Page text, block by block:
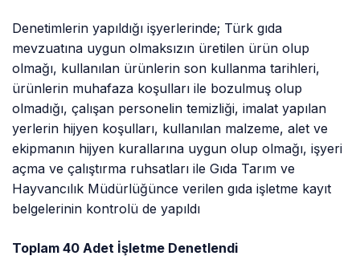
Denetimlerin yapıldığı işyerlerinde; Türk gıda
mevzuatına uygun olmaksızın üretilen ürün olup
olmağı, kullanılan ürünlerin son kullanma tarihleri,
ürünlerin muhafaza koşulları ile bozulmuş olup
olmadığı, çalışan personelin temizliği, imalat yapılan
yerlerin hijyen koşulları, kullanılan malzeme, alet ve
ekipmanın hijyen kurallarına uygun olup olmağı, işyeri
açma ve çalıştırma ruhsatları ile Gıda Tarım ve
Hayvancılık Müdürlüğünce verilen gıda işletme kayıt
belgelerinin kontrolü de yapıldı
Toplam 40 Adet İşletme Denetlendi